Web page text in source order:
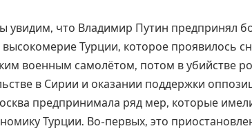
увидим, что Владимир Путин предпринял
Турции, которое проявилось
военным самолётом, потом в убийстве
в Сирии и оказании поддержки
предпринимала ряд мер, которые
Турции. Во-первых, это